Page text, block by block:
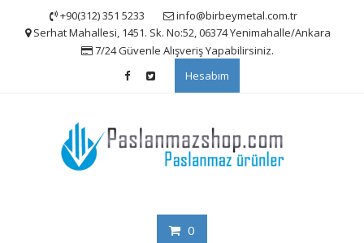
+90(312) 351 5233
info@birbeymetal.com.tr
Serhat Mahallesi, 1451. Sk. No:52, 06374 Yenimahalle/Ankara
7/24 Güvenle Alışveriş Yapabilirsiniz.
Hesabım
0